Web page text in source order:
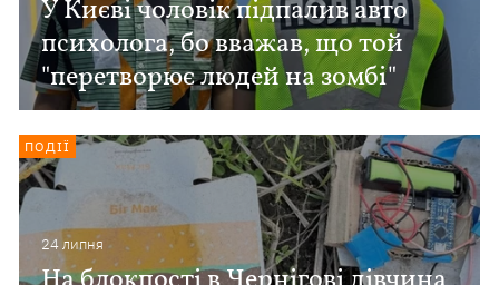
У Києві чоловік підпалив авто
психолога, бо вважав, що той
"перетворює людей на зомбі"
24 липня
ПОДІЇ